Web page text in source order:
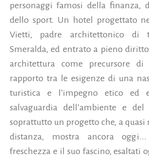
personaggi famosi della finanza,
dello sport. Un hotel progettato
Vietti, padre architettonico di
Smeralda, ed entrato a pieno
architettura come precursore
rapporto tra le esigenze di una
turistica e l’impegno etico ed
salvaguardia dell’ambiente e del
soprattutto un progetto che, a quasi
distanza, mostra ancora oggi...
freschezza e il suo fascino, esaltati